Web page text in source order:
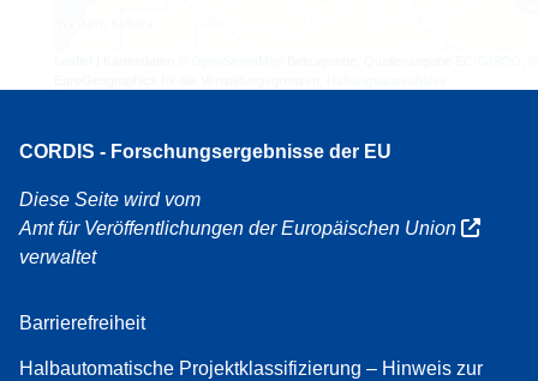
CORDIS - Forschungsergebnisse der EU
Diese Seite wird vom
Amt für Veröffentlichungen der Europäischen Union
verwaltet
Barrierefreiheit
Halbautomatische Projektklassifizierung – Hinweis zur